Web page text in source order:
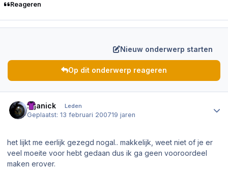
Reageren
Nieuw onderwerp starten
Op dit onderwerp reageren
.Djanick Leden
Geplaatst:13 februari 200719 jaren
het lijkt me eerlijk gezegd nogal.. makkelijk, weet niet of je er
veel moeite voor hebt gedaan dus ik ga geen vooroordeel
maken erover.